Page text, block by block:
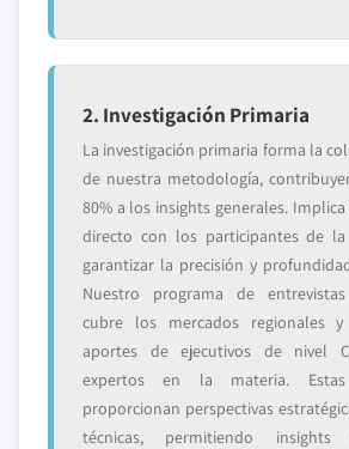
2. Investigación Primaria
La investigación primaria forma la
de nuestra metodología,
80% a los insights generales.
directo con los participantes de
garantizar la precisión y
Nuestro programa de
cubre los mercados regionales
aportes de ejecutivos de nivel
expertos en la materia. Estas
proporcionan perspectivas
técnicas, permitiendo